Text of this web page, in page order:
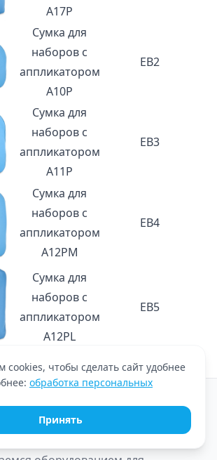
A17P
Сумка для
наборов с
аппликатором
A10P
EB2
Сумка для
наборов с
аппликатором
A11P
EB3
Сумка для
наборов с
аппликатором
A12PM
EB4
Сумка для
наборов с
аппликатором
A12PL
EB5
cookies, чтобы сделать сайт удобнее
обработка персональных
Принять